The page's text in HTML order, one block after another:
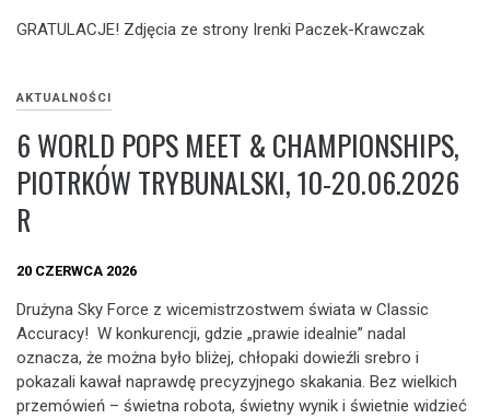
GRATULACJE! Zdjęcia ze strony Irenki Paczek-Krawczak
AKTUALNOŚCI
6 WORLD POPS MEET & CHAMPIONSHIPS,
PIOTRKÓW TRYBUNALSKI, 10-20.06.2026
R
20 CZERWCA 2026
Drużyna Sky Force z wicemistrzostwem świata w Classic
Accuracy! W konkurencji, gdzie „prawie idealnie” nadal
oznacza, że można było bliżej, chłopaki dowieźli srebro i
pokazali kawał naprawdę precyzyjnego skakania. Bez wielkich
przemówień – świetna robota, świetny wynik i świetnie widzieć